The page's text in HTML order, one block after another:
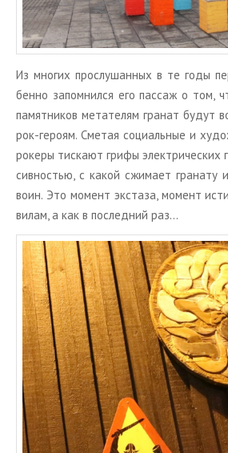
Из мно­гих про­слу­шан­ных в те годы
бен­но за­пом­нил­ся его пас­саж о том,
па­мят­ни­ков ме­та­те­лям гра­нат будут
рок-ге­ро­ям. Сме­тая со­ци­аль­ные и
ро­ке­ры тис­ка­ют грифы
сив­но­стью, с какой сжи­ма­ет гра­на­ту
воин. Это мо­мент экс­та­за, мо­мент
ви­лам, а как в по­след­ний раз…